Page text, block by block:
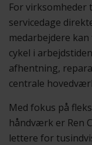
For virksomheder
servicedage
medarbejdere
cykel i
afhentning,
centrale
Med fokus på
håndværk er Ren
lettere for